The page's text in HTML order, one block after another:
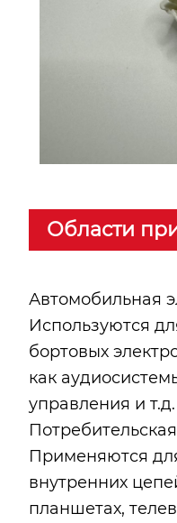
Области
Автомобильная
Используются
бортовых
как
управления и т.д.
Применяются
внутренних
планшетах,